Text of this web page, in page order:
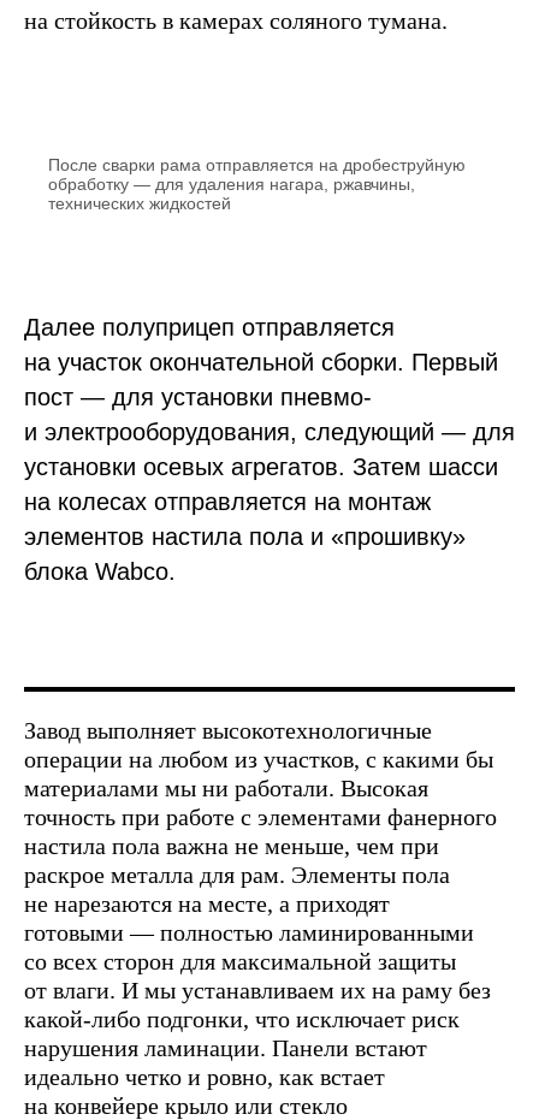
на стойкость в камерах соляного тумана.
После сварки рама отправляется на дробеструйную
обработку — для удаления нагара, ржавчины,
технических жидкостей
Далее полуприцеп отправляется
на участок окончательной сборки. Первый
пост — для установки пневмо-
и электрооборудования, следующий — для
установки осевых агрегатов. Затем шасси
на колесах отправляется на монтаж
элементов настила пола и «прошивку»
блока Wabco.
Завод выполняет высокотехнологичные
операции на любом из участков, с какими бы
материалами мы ни работали. Высокая
точность при работе с элементами фанерного
настила пола важна не меньше, чем при
раскрое металла для рам. Элементы пола
не нарезаются на месте, а приходят
готовыми — полностью ламинированными
со всех сторон для максимальной защиты
от влаги. И мы устанавливаем их на раму без
какой-либо подгонки, что исключает риск
нарушения ламинации. Панели встают
идеально четко и ровно, как встает
на конвейере крыло или стекло